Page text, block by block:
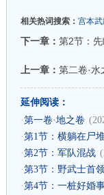
相关热词搜索： 宫本
下一章： 第2节：
上一章： 第二卷·水
延伸阅读：
·第一卷·地之卷
·第1节：横躺在尸
·第2节：军队混战
·第3节：野武士首领
·第4节：一桩好婚